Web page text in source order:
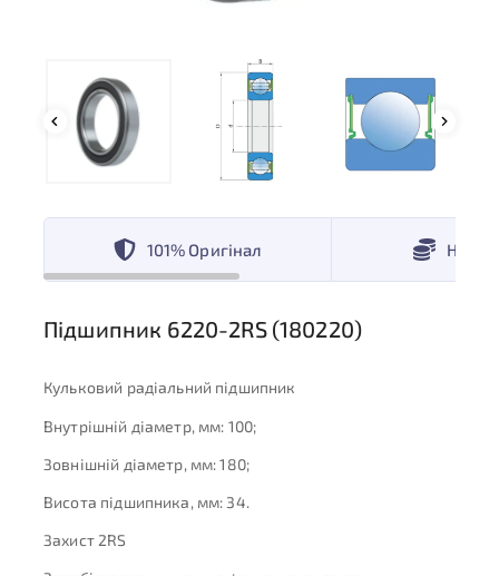
101% Оригінал
Підшипник 6220-2RS (180220)
Кульковий радіальний підшипник
Внутрішній діаметр, мм: 100;
Зовнішній діаметр, мм: 180;
Висота підшипника, мм: 34.
Захист 2RS